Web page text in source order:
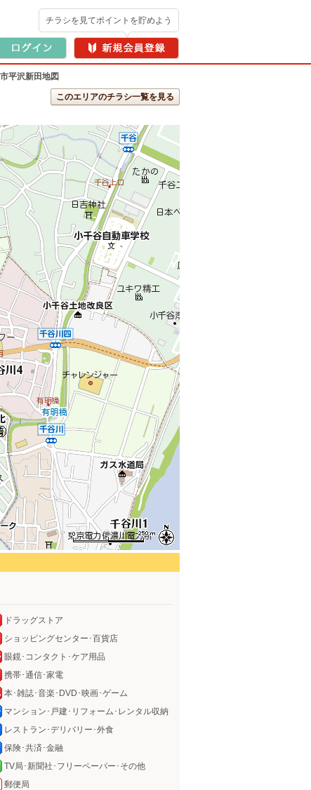
チラシを見てポイントを貯めよう
平沢新田地図
このエリアのチラシ一覧を見る
ドラッグストア
ショッピングセンター･百貨店
眼鏡･コンタクト･ケア用品
携帯･通信･家電
本･雑誌･音楽･DVD･映画･ゲーム
マンション･戸建･リフォーム･レンタル収納
レストラン･デリバリー･外食
保険･共済･金融
TV局･新聞社･フリーペーパー･その他
郵便局